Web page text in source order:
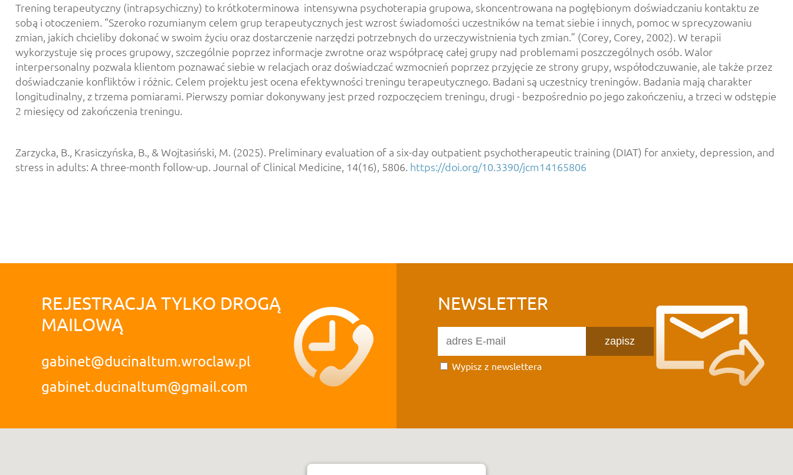
Trening terapeutyczny (intrapsychiczny) to krótkoterminowa intensywna psychoterapia grupowa, skoncentrowana na pogłębionym doświadczaniu kontaktu ze
sobą i otoczeniem. “Szeroko rozumianym celem grup terapeutycznych jest wzrost świadomości uczestników na temat siebie i innych, pomoc w sprecyzowaniu
zmian, jakich chcieliby dokonać w swoim życiu oraz dostarczenie narzędzi potrzebnych do urzeczywistnienia tych zmian.” (Corey, Corey, 2002). W terapii
wykorzystuje się proces grupowy, szczególnie poprzez informacje zwrotne oraz współpracę całej grupy nad problemami poszczególnych osób. Walor
interpersonalny pozwala klientom poznawać siebie w relacjach oraz doświadczać wzmocnień poprzez przyjęcie ze strony grupy, współodczuwanie, ale także przez
doświadczanie konfliktów i różnic. Celem projektu jest ocena efektywności treningu terapeutycznego. Badani są uczestnicy treningów. Badania mają charakter
longitudinalny, z trzema pomiarami. Pierwszy pomiar dokonywany jest przed rozpoczęciem treningu, drugi - bezpośrednio po jego zakończeniu, a trzeci w odstępie
2 miesięcy od zakończenia treningu.
Zarzycka, B., Krasiczyńska, B., & Wojtasiński, M. (2025). Preliminary evaluation of a six-day outpatient psychotherapeutic training (DIAT) for anxiety, depression, and
stress in adults: A three-month follow-up. Journal of Clinical Medicine, 14(16), 5806. https://doi.org/10.3390/jcm14165806
REJESTRACJA TYLKO DROGĄ
MAILOWĄ
gabinet@ducinaltum.wroclaw.pl
gabinet.ducinaltum@gmail.com
NEWSLETTER
zapisz
Wypisz z newslettera